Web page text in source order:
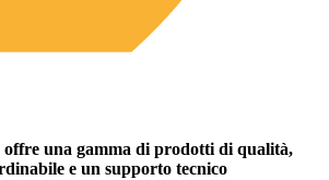
una gamma di prodotti di qualità,
e un supporto tecnico